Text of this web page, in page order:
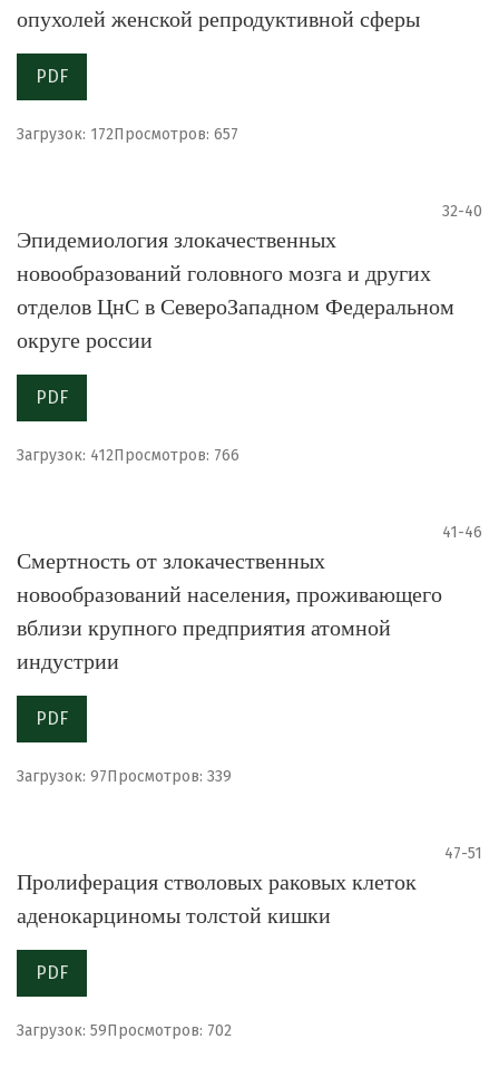
опухолей женской репродуктивной сферы
PDF
Загрузок: 172Просмотров: 657
32-40
Эпидемиология злокачественных
новообразований головного мозга и других
отделов ЦнС в СевероЗападном Федеральном
округе россии
PDF
Загрузок: 412Просмотров: 766
41-46
Смертность от злокачественных
новообразований населения, проживающего
вблизи крупного предприятия атомной
индустрии
PDF
Загрузок: 97Просмотров: 339
47-51
Пролиферация стволовых раковых клеток
аденокарциномы толстой кишки
PDF
Загрузок: 59Просмотров: 702